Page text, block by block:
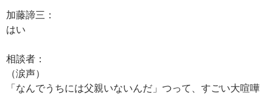
加藤諦三：
はい
相談者：
（涙声）
「なんでうちには父親いないんだ」つって、すごい大喧嘩